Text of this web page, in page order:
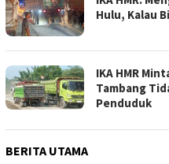
Hulu, Kalau
IKA HMR
Tambang
Penduduk
BERITA UTAMA